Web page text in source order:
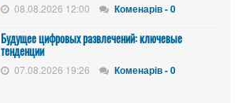
08.08.2026 12:00 Коменарів - 0
Будущее цифровых развлечений: ключевые
тенденции
07.08.2026 19:26 Коменарів - 0